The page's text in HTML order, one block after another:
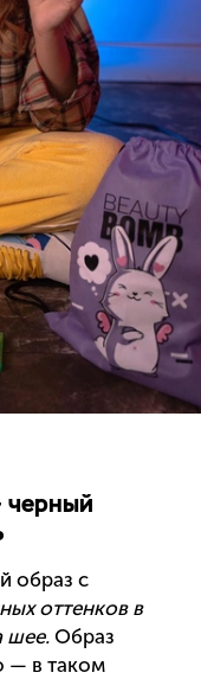
черный
образ с
оттенков в
шее. Образ
— в таком